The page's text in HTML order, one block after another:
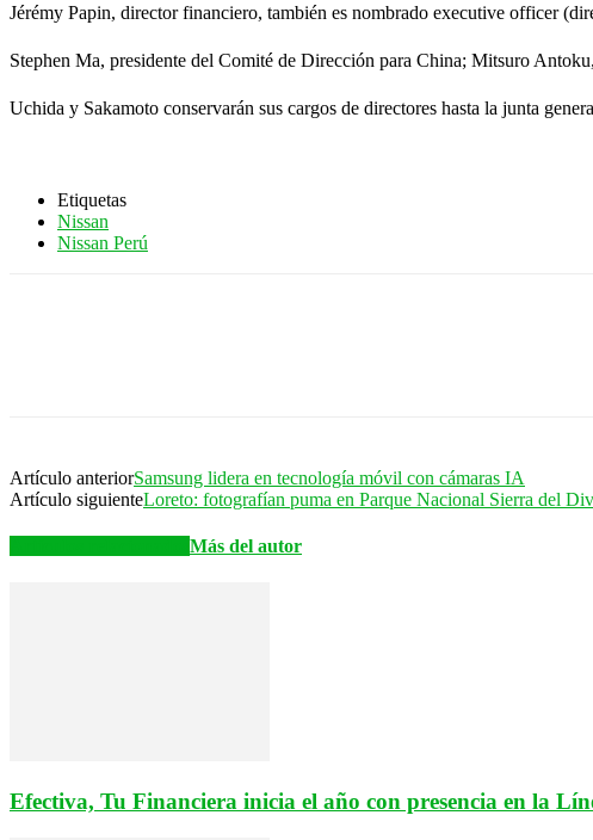
Jérémy Papin, director financiero, también es nombrado executive officer
Stephen Ma, presidente del Comité de Dirección para China; Mitsuro
Uchida y Sakamoto conservarán sus cargos de directores hasta la junta
Etiquetas
Nissan
Nissan Perú
Artículo anteriorSamsung lidera en tecnología móvil con cámaras IA
Artículo siguienteLoreto: fotografían puma en Parque Nacional Sierra del
Más del autor
Efectiva, Tu Financiera inicia el año con presencia en la